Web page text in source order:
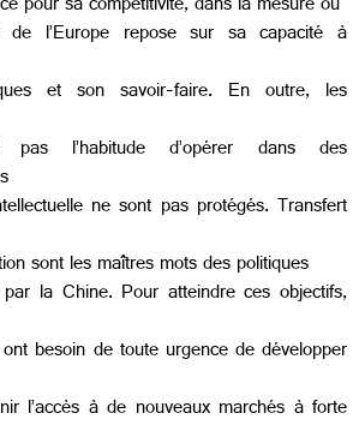
de l’Europe repose sur sa capacité à
et son savoir‐faire. En outre, les
pas l’habitude d’opérer dans des
ne sont pas protégés. Transfert
sont les maîtres mots des politiques
la Chine. Pour atteindre ces objectifs,
besoin de toute urgence de développer
l’accès à de nouveaux marchés à forte